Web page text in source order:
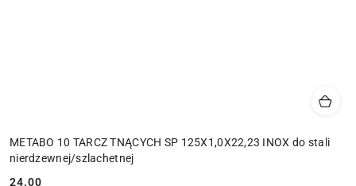
METABO 10 TARCZ TNĄCYCH SP 125X1,0X22,23 INOX do stali
nierdzewnej/szlachetnej
24.00